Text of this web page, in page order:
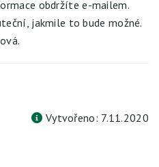
obdržíte e-mailem.
jakmile to bude možné.
Vytvořeno: 7.11.2020